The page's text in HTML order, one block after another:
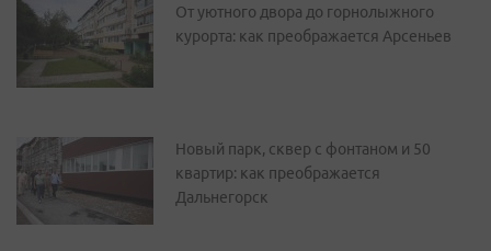
От уютного двора до горнолыжного
курорта: как преображается Арсеньев
Новый парк, сквер с фонтаном и 50
квартир: как преображается
Дальнегорск